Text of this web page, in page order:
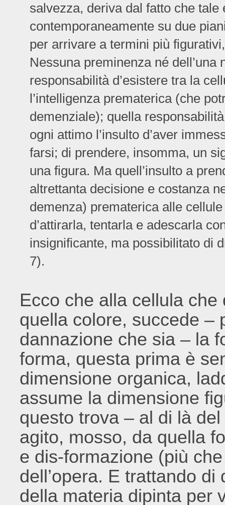
salvezza, deriva dal fatto che
contemporaneamente su due
per arrivare a termini più
Nessuna preminenza né
responsabilità d’esistere tra la
l’intelligenza prematerica (che
demenziale); quella
ogni attimo l’insulto d’aver
farsi; di prendere, insomma, un
una figura. Ma quell’insulto a
altrettanta decisione e costanza
demenza) prematerica alle
d’attirarla, tentarla e adescarla
insignificante, ma possibilitato di
7).
Ecco che alla cellula che
quella colore, succede –
dannazione che sia – la
forma, questa prima è
dimensione organica,
assume la dimensione
questo trova – al di là
agito, mosso, da quella
e dis-formazione (più
dell’opera. E trattando
della materia dipinta per